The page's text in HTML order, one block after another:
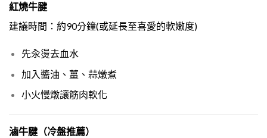
紅燒牛腱
建議時間：約90分鐘(或延長至喜愛的軟嫩度)
先汆燙去血水
加入醬油、薑、蒜燉煮
小火慢燉讓筋肉軟化
滷牛腱（冷盤推薦）